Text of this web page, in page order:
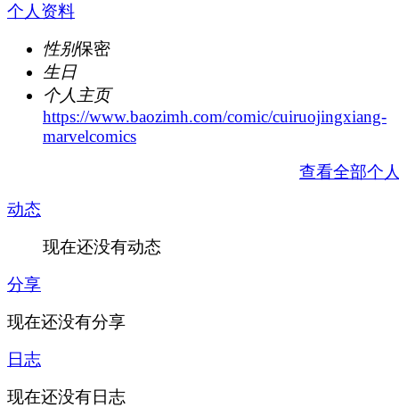
个人资料
性别保密
生日
个人主页
https://www.baozimh.com/comic/cuiruojingxiang-
marvelcomics
查看全部个
动态
现在还没有动态
分享
现在还没有分享
日志
现在还没有日志